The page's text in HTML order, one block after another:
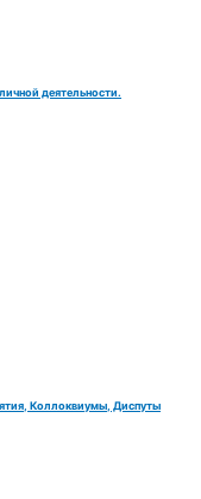
деятельности.
Коллоквиумы, Диспуты